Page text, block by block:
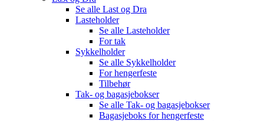
Se alle Last og Dra
Lasteholder
Se alle Lasteholder
For tak
Sykkelholder
Se alle Sykkelholder
For hengerfeste
Tilbehør
Tak- og bagasjebokser
Se alle Tak- og bagasjebokser
Bagasjeboks for hengerfeste